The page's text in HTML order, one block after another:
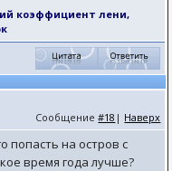
коэффициент лени,
Сообщение#18 | Наверх
попасть на остров с
время года лучше?